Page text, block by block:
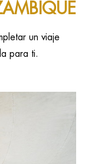
un viaje
para ti.